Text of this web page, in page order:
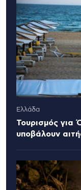
Ελλάδα
Τουρισμός για
υποβάλουν